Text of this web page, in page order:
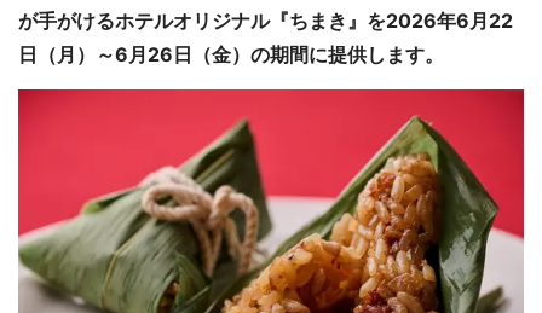
が手がけるホテルオリジナル『ちまき』を2026年6月22
日（月）～6月26日（金）の期間に提供します。